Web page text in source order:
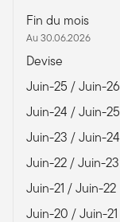
Fin du mois
Au 30.06.2026
Devise
Juin-25 / Juin-26
Juin-24 / Juin-25
Juin-23 / Juin-24
Juin-22 / Juin-23
Juin-21 / Juin-22
Juin-20 / Juin-21